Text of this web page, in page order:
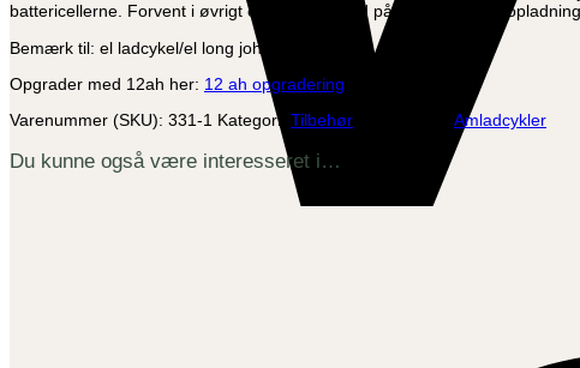
ion(fra
10,4
-
ved
af
battericellerne. Forvent i øvrigt en batterilevetid på ca. 600 – 900
Bemærk til: el ladcykel/el long john
Opgrader med 12ah her: 12 ah opgradering
Varenummer (SKU): 331-1 Kategori: Tilbehør Amladcykler
Du kunne også være interesseret i…